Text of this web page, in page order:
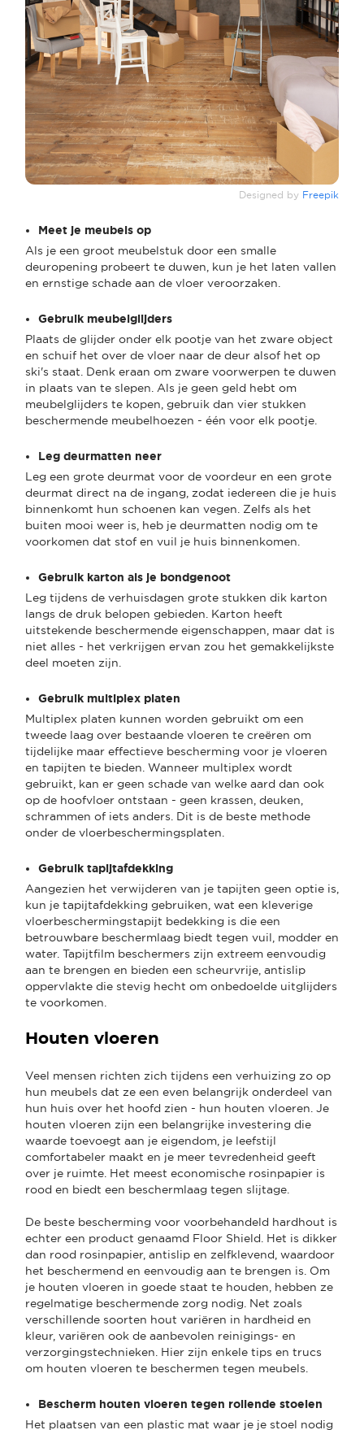
Designed by Freepik
Meet je meubels op
Als je een groot meubelstuk door een smalle
deuropening probeert te duwen, kun je het laten vallen
en ernstige schade aan de vloer veroorzaken.
Gebruik meubelglijders
Plaats de glijder onder elk pootje van het zware object
en schuif het over de vloer naar de deur alsof het op
ski's staat. Denk eraan om zware voorwerpen te duwen
in plaats van te slepen. Als je geen geld hebt om
meubelglijders te kopen, gebruik dan vier stukken
beschermende meubelhoezen - één voor elk pootje.
Leg deurmatten neer
Leg een grote deurmat voor de voordeur en een grote
deurmat direct na de ingang, zodat iedereen die je huis
binnenkomt hun schoenen kan vegen. Zelfs als het
buiten mooi weer is, heb je deurmatten nodig om te
voorkomen dat stof en vuil je huis binnenkomen.
Gebruik karton als je bondgenoot
Leg tijdens de verhuisdagen grote stukken dik karton
langs de druk belopen gebieden. Karton heeft
uitstekende beschermende eigenschappen, maar dat is
niet alles - het verkrijgen ervan zou het gemakkelijkste
deel moeten zijn.
Gebruik multiplex platen
Multiplex platen kunnen worden gebruikt om een
tweede laag over bestaande vloeren te creëren om
tijdelijke maar effectieve bescherming voor je vloeren
en tapijten te bieden. Wanneer multiplex wordt
gebruikt, kan er geen schade van welke aard dan ook
op de hoofvloer ontstaan - geen krassen, deuken,
schrammen of iets anders. Dit is de beste methode
onder de vloerbeschermingsplaten.
Gebruik tapijtafdekking
Aangezien het verwijderen van je tapijten geen optie is,
kun je tapijtafdekking gebruiken, wat een kleverige
vloerbeschermingstapijt bedekking is die een
betrouwbare beschermlaag biedt tegen vuil, modder en
water. Tapijtfilm beschermers zijn extreem eenvoudig
aan te brengen en bieden een scheurvrije, antislip
oppervlakte die stevig hecht om onbedoelde uitglijders
te voorkomen.
Houten vloeren
Veel mensen richten zich tijdens een verhuizing zo op
hun meubels dat ze een even belangrijk onderdeel van
hun huis over het hoofd zien - hun houten vloeren. Je
houten vloeren zijn een belangrijke investering die
waarde toevoegt aan je eigendom, je leefstijl
comfortabeler maakt en je meer tevredenheid geeft
over je ruimte. Het meest economische rosinpapier is
rood en biedt een beschermlaag tegen slijtage.
De beste bescherming voor voorbehandeld hardhout is
echter een product genaamd Floor Shield. Het is dikker
dan rood rosinpapier, antislip en zelfklevend, waardoor
het beschermend en eenvoudig aan te brengen is. Om
je houten vloeren in goede staat te houden, hebben ze
regelmatige beschermende zorg nodig. Net zoals
verschillende soorten hout variëren in hardheid en
kleur, variëren ook de aanbevolen reinigings- en
verzorgingstechnieken. Hier zijn enkele tips en trucs
om houten vloeren te beschermen tegen meubels.
Bescherm houten vloeren tegen rollende stoelen
Het plaatsen van een plastic mat waar je je stoel nodig